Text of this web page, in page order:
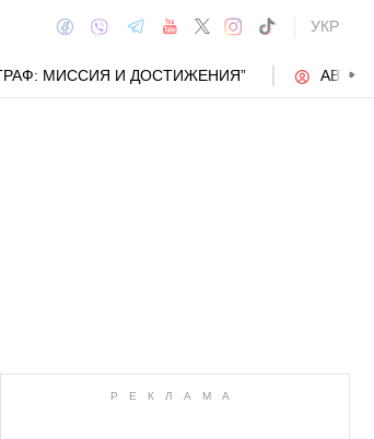
УКР
МИССИЯ И ДОСТИЖЕНИЯ”